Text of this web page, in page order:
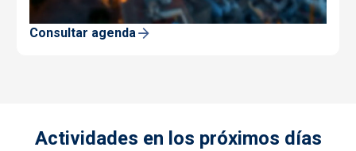
Consultar agenda
Actividades en los próximos días